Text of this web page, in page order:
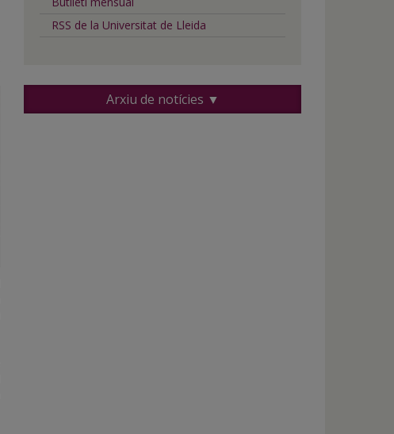
RSS de la Universitat de Lleida
Arxiu de notícies ▼